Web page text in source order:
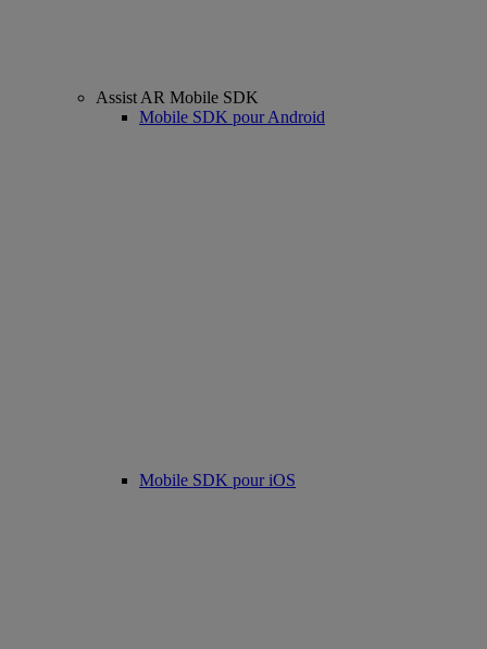
Assist AR Mobile SDK
Mobile SDK pour Android
Mobile SDK pour iOS